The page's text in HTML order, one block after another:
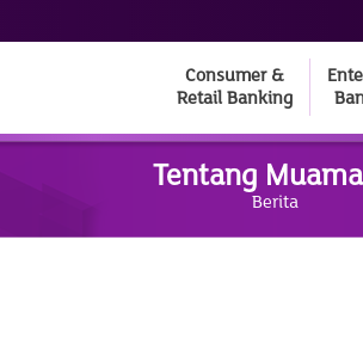
Consumer &
Retail Banking
Tentang
Berita